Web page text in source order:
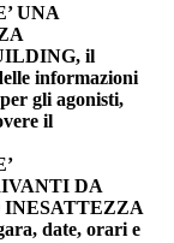
UNA
il
informazioni
gli agonisti,
il
DA
INESATTEZZA
date, orari e